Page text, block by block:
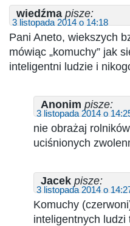
wiedźma pisze:
3 listopada 2014 o 14:18
Pani Aneto, wiekszych
mówiąc „komuchy” jak
inteligentni ludzie i
Anonim pisze:
3 listopada 2014 o
nie obrażaj
uciśnionych
Jacek pisze:
3 listopada 2014 o
Komuchy
inteligentnych